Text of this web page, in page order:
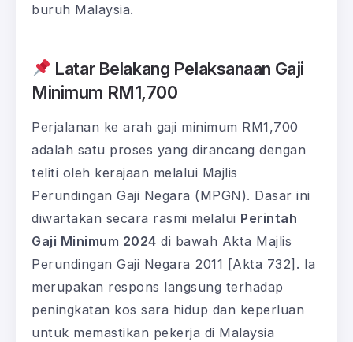
buruh Malaysia.
Latar Belakang Pelaksanaan Gaji
Minimum RM1,700
Perjalanan ke arah gaji minimum RM1,700
adalah satu proses yang dirancang dengan
teliti oleh kerajaan melalui Majlis
Perundingan Gaji Negara (MPGN). Dasar ini
diwartakan secara rasmi melalui Perintah
Gaji Minimum 2024 di bawah Akta Majlis
Perundingan Gaji Negara 2011 [Akta 732]. Ia
merupakan respons langsung terhadap
peningkatan kos sara hidup dan keperluan
untuk memastikan pekerja di Malaysia